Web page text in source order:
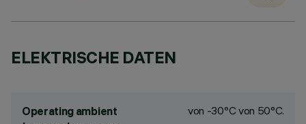
ELEKTRISCHE DATEN
Operating ambient
von -30°C von 50°C.